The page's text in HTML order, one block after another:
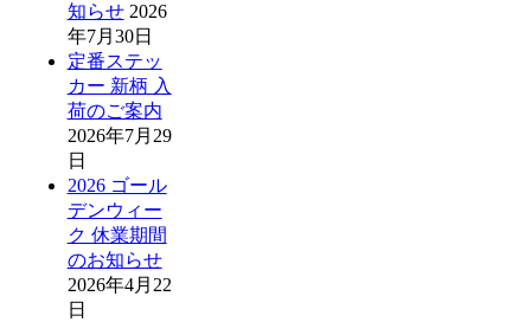
知らせ 2026
年7月30日
定番ステッ
カー 新柄 入
荷のご案内
2026年7月29
日
2026 ゴール
デンウィー
ク 休業期間
のお知らせ
2026年4月22
日